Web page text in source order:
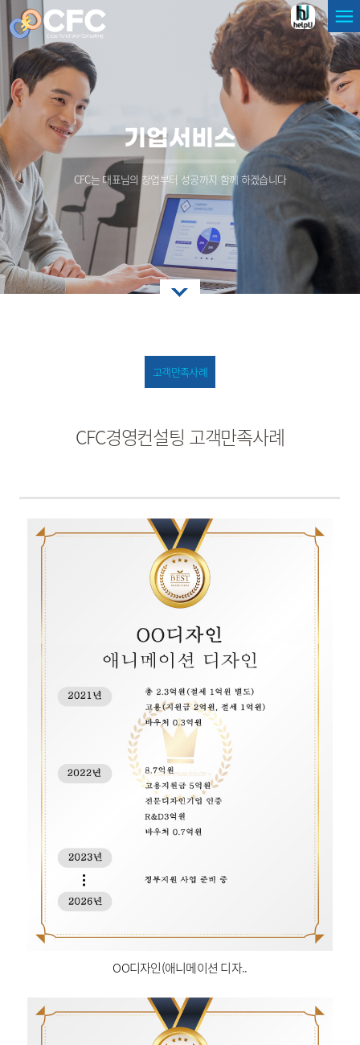
기업서비스
CFC는 대표님의 창업부터 성공까지 함께 하겠습니다
고객만족사례
CFC경영컨설팅 고객만족사례
OO디자인(애니메이션 디자..